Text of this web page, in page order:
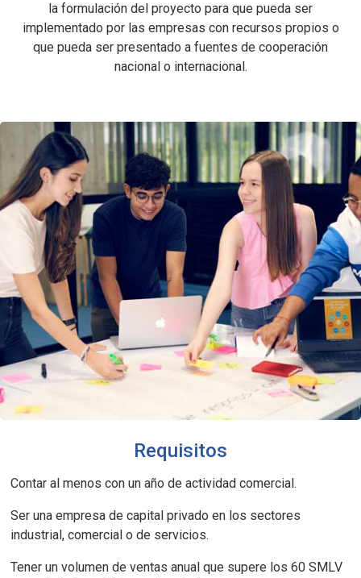
la formulación del proyecto para que pueda ser
implementado por las empresas con recursos propios o
que pueda ser presentado a fuentes de cooperación
nacional o internacional.
Requisitos
Contar al menos con un año de actividad comercial.
Ser una empresa de capital privado en los sectores
industrial, comercial o de servicios.
Tener un volumen de ventas anual que supere los 60 SMLV